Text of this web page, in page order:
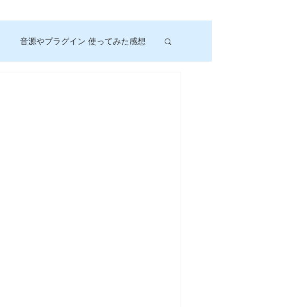
音源やプラグイン 使ってみた感想